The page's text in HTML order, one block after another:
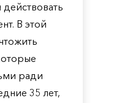
В этой
ради
35 лет,